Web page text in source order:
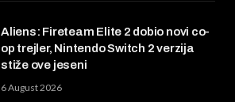
Aliens: Fireteam Elite 2 dobio novi co-
op trejler, Nintendo Switch 2 verzija
stiže ove jeseni
6 August 2026